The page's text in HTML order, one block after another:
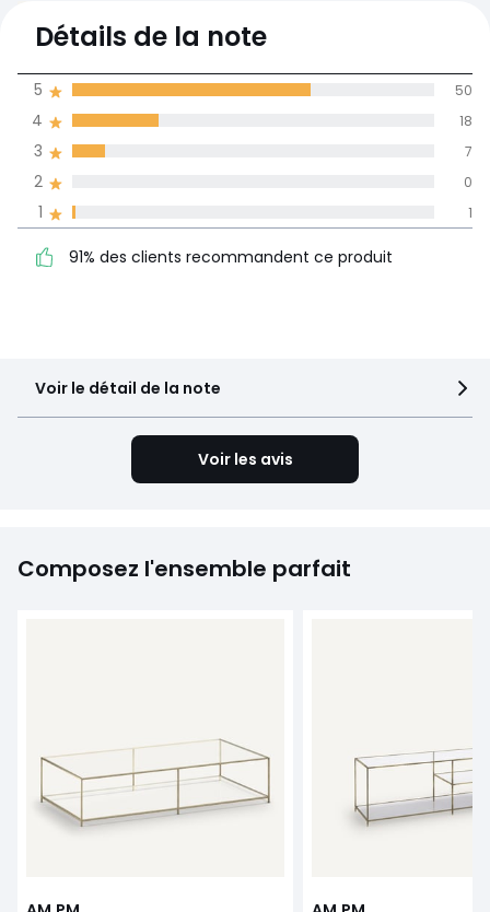
4,5
moyenne des avis
dans toutes les
4 18
5
Voir le détail de la note
Détails de la note
1 1
2 0
3 7
4 18
5 50
91% des clients recommandent ce produit
Voir les avis
Composez l'ensemble parfait